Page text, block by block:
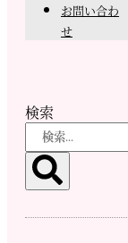
お問い合わ
せ
検索